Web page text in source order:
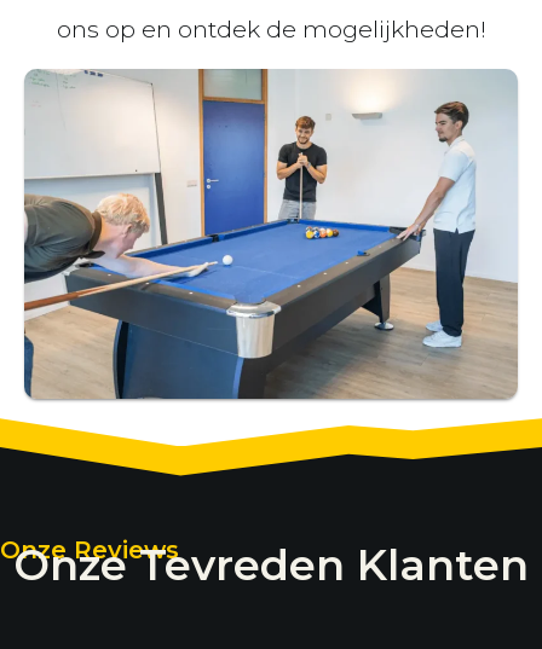
ons op en ontdek de mogelijkheden!
Onze Reviews
Onze Tevreden Klanten